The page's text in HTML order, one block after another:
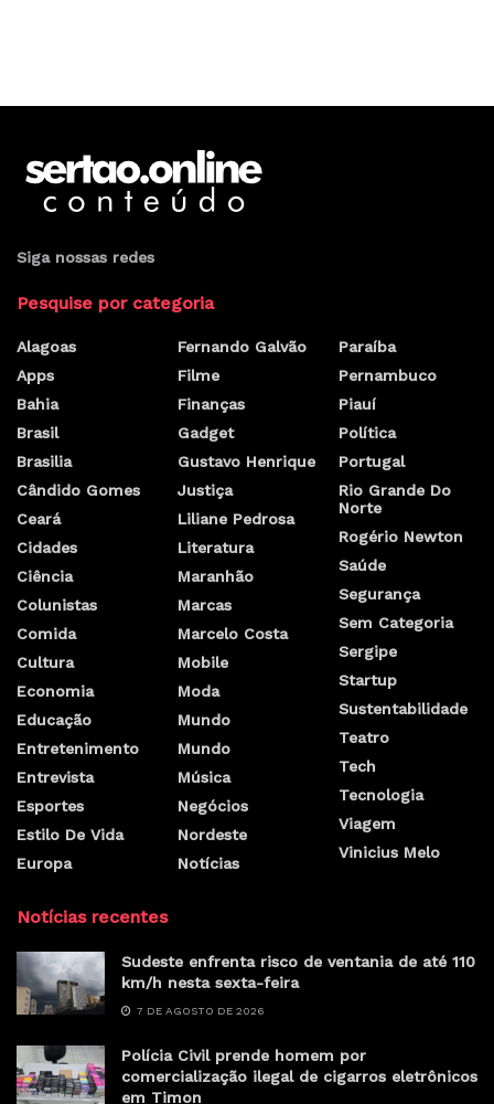
Siga nossas redes
Pesquise por categoria
Alagoas
Apps
Bahia
Brasil
Brasilia
Cândido Gomes
Ceará
Cidades
Ciência
Colunistas
Comida
Cultura
Economia
Educação
Entretenimento
Entrevista
Esportes
Estilo De Vida
Europa
Fernando Galvão
Filme
Finanças
Gadget
Gustavo Henrique
Justiça
Liliane Pedrosa
Literatura
Maranhão
Marcas
Marcelo Costa
Mobile
Moda
Mundo
Mundo
Música
Negócios
Nordeste
Notícias
Paraíba
Pernambuco
Piauí
Política
Portugal
Rio Grande Do
Norte
Rogério Newton
Saúde
Segurança
Sem Categoria
Sergipe
Startup
Sustentabilidade
Teatro
Tech
Tecnologia
Viagem
Vinicius Melo
Notícias recentes
Sudeste enfrenta risco de ventania de até 110
km/h nesta sexta-feira
7 DE AGOSTO DE 2026
Polícia Civil prende homem por
comercialização ilegal de cigarros eletrônicos
em Timon